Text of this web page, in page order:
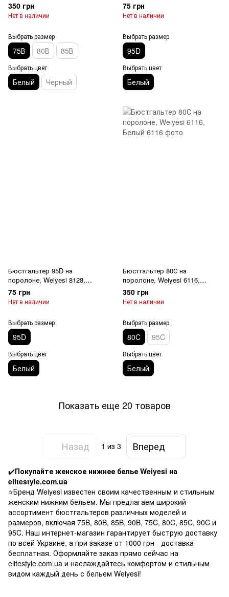
350 грн
Нет в наличии
Выбрать размер
75В 80В 85В
Выбрать цвет
Белый Черный
75 грн
Нет в наличии
Выбрать размер
95D
Выбрать цвет
Белый
Бюстгальтер 95D на
поролоне, Weiyesi 8128,
Белый
75 грн
Нет в наличии
Выбрать размер
95D
Выбрать цвет
Белый
Бюстгальтер 80С на
поролоне, Weiyesi 6116,
Белый
350 грн
Нет в наличии
Выбрать размер
80C 95C
Выбрать цвет
Белый
Показать еще 20 товаров
Назад 1 из 3 Вперед
✔️Покупайте женское нижнее белье Weiyesi на
elitestyle.com.ua
⭐Бренд Weiyesi известен своим качественным и стильным
женским нижним бельем. Мы предлагаем широкий
ассортимент бюстгальтеров различных моделей и
размеров, включая 75B, 80B, 85B, 90B, 75C, 80C, 85C, 90C и
95C. Наш интернет-магазин гарантирует быструю доставку
по всей Украине, а при заказе от 1000 грн - доставка
бесплатная. Оформляйте заказ прямо сейчас на
elitestyle.com.ua и наслаждайтесь комфортом и стильным
видом каждый день с бельем Weiyesi!